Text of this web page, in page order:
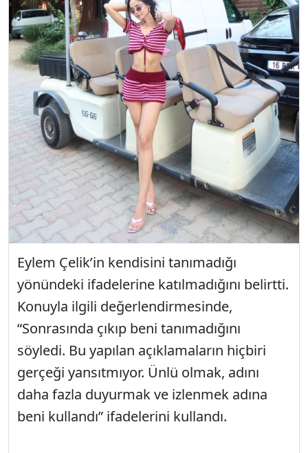
Eylem Çelik’in kendisini tanımadığı
yönündeki ifadelerine katılmadığını belirtti.
Konuyla ilgili değerlendirmesinde,
“Sonrasında çıkıp beni tanımadığını
söyledi. Bu yapılan açıklamaların hiçbiri
gerçeği yansıtmıyor. Ünlü olmak, adını
daha fazla duyurmak ve izlenmek adına
beni kullandı” ifadelerini kullandı.